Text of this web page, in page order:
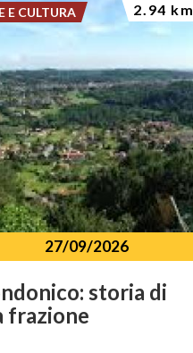
27/09/2026
storia di
frazione
E CULTURA 2.94 km